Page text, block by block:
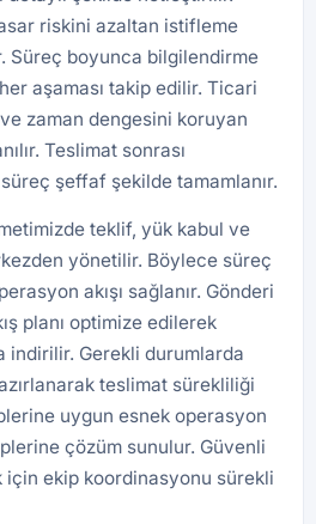
riskini azaltan istifleme
Süreç boyunca bilgilendirme
aşaması takip edilir. Ticari
zaman dengesini koruyan
Teslimat sonrası
şeffaf şekilde tamamlanır.
teklif, yük kabul ve
yönetilir. Böylece süreç
akışı sağlanır. Gönderi
planı optimize edilerek
indirilir. Gerekli durumlarda
teslimat sürekliliği
uygun esnek operasyon
çözüm sunulur. Güvenli
için ekip koordinasyonu sürekli